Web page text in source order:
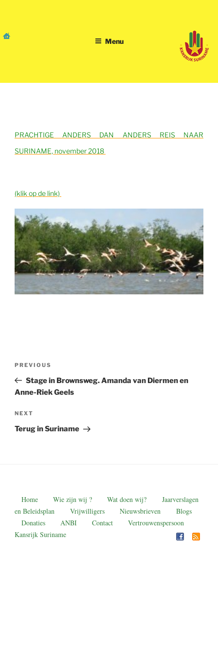
Menu
PRACHTIGE ANDERS DAN ANDERS REIS NAAR
SURINAME, november 2018
(klik op de link)
Previous
Post
PREVIOUS
Stage in Brownsweg. Amanda van Diermen en
Anne-Riek Geels
Next
Post
NEXT
Terug in Suriname
Home Wie zijn wij ? Wat doen wij?
Jaarverslagen
en Beleidsplan
Vrijwilligers Nieuwsbrieven
Blogs
Donaties
ANBI Contact
Vertrouwenspersoon
Kansrijk Suriname